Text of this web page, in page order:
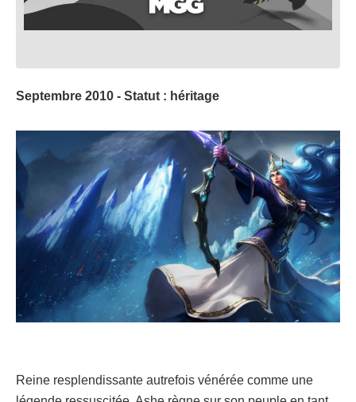
Septembre 2010 - Statut : héritage
Reine resplendissante autrefois vénérée comme une